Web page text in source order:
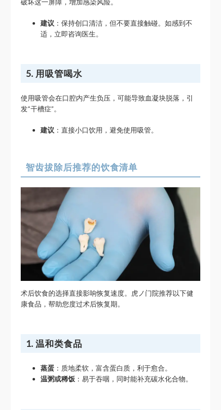
建议 ：保持创口清洁，但不要直接触碰。如感到不
适，立即咨询医生。
5. 用吸管喝水
使用吸管会在口腔内产生负压，可能导致血凝块脱落，引
发“干槽症”。
建议 ：直接小口饮用，避免使用吸管。
智齿拔除后推荐的饮食清单
术后饮食的选择直接影响恢复速度。虎ノ门院推荐以下健
康食品，帮助您度过术后恢复期。
1. 温和类食品
蒸蛋 ：质地柔软，富含蛋白质，利于愈合。
温粥或稀饭 ：易于吞咽，同时能补充碳水化合物。